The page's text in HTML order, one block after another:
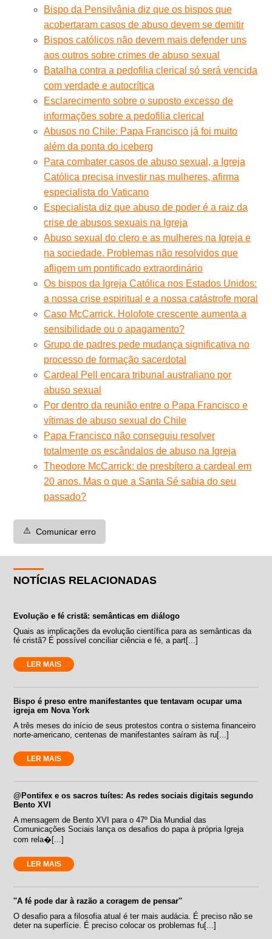
Bispo da Pensilvânia diz que os bispos que
acobertaram casos de abuso devem se demitir
Bispos católicos não devem mais defender uns
aos outros sobre crimes de abuso sexual
Batalha contra a pedofilia clerical só será vencida
com verdade e autocrítica
Esclarecimento sobre o suposto excesso de
informações sobre a pedofilia clerical
Abusos no Chile: Papa Francisco já foi muito
além da ponta do iceberg
Para combater casos de abuso sexual, a Igreja
Católica precisa investir nas mulheres, afirma
especialista do Vaticano
Especialista diz que abuso de poder é a raiz da
crise de abusos sexuais na Igreja
Abuso sexual do clero e as mulheres na Igreja e
na sociedade. Problemas não resolvidos que
afligem um pontificado extraordinário
Os bispos da Igreja Católica nos Estados Unidos:
a nossa crise espiritual e a nossa catástrofe moral
Caso McCarrick. Holofote crescente aumenta a
sensibilidade ou o apagamento?
Grupo de padres pede mudança significativa no
processo de formação sacerdotal
Cardeal Pell encara tribunal australiano por
abuso sexual
Por dentro da reunião entre o Papa Francisco e
vítimas de abuso sexual do Chile
Papa Francisco não conseguiu resolver
totalmente os escândalos de abuso na Igreja
Theodore McCarrick: de presbítero a cardeal em
20 anos. Mas o que a Santa Sé sabia do seu
passado?
⚠️ Comunicar erro
NOTÍCIAS RELACIONADAS
Evolução e fé cristã: semânticas em diálogo
Quais as implicações da evolução científica para as semânticas da
fé cristã? É possível conciliar ciência e fé, a part[...]
LER MAIS
Bispo é preso entre manifestantes que tentavam ocupar uma
igreja em Nova York
A três meses do início de seus protestos contra o sistema financeiro
norte-americano, centenas de manifestantes saíram às ru[...]
LER MAIS
@Pontifex e os sacros tuítes: As redes sociais digitais segundo
Bento XVI
A mensagem de Bento XVI para o 47º Dia Mundial das
Comunicações Sociais lança os desafios do papa à própria Igreja
com rela�[...]
LER MAIS
''A fé pode dar à razão a coragem de pensar''
O desafio para a filosofia atual é ter mais audácia. É preciso não se
deter na superfície. É preciso colocar os problemas fu[...]